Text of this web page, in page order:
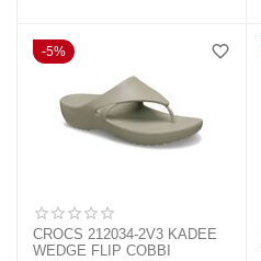
5%
CROCS 212034-2V3 KADEE
WEDGE FLIP COBBI